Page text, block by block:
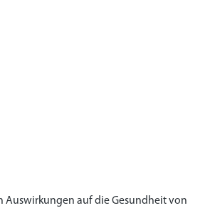
Auswirkungen auf die Gesundheit von